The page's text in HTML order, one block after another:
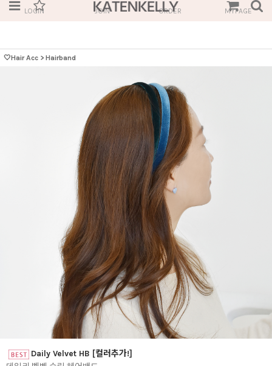
LOGIN JOIN ORDER MYPAGE
🤍Hair Acc > Hairband
Daily Velvet HB [컬러추가!]